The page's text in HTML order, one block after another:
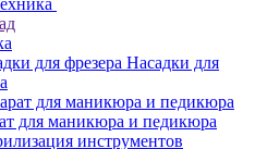
Насадки для
для маникюра и педикюра